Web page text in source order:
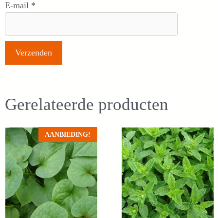
E-mail *
Gerelateerde producten
AANBIEDING!